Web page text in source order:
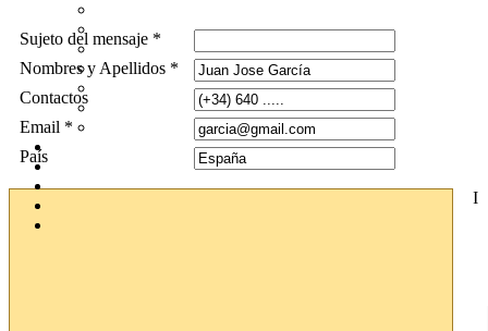
Sujeto del mensaje *
Nombres y Apellidos *
Contactos
Email *
País
I